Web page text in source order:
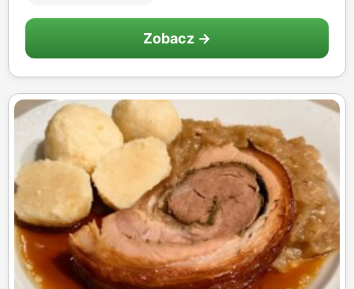
Zobacz →